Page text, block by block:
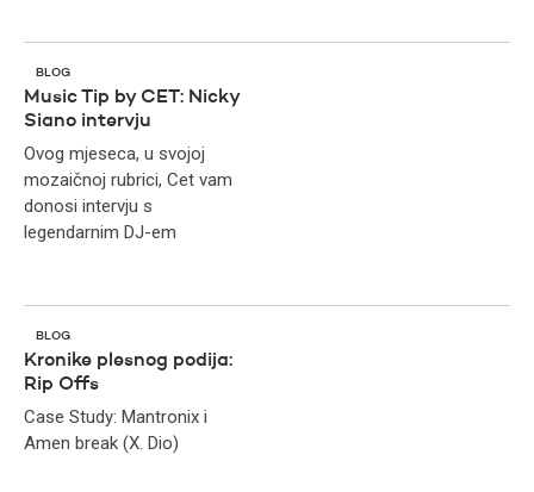
BLOG
Music Tip by CET: Nicky
Siano intervju
Ovog mjeseca, u svojoj
mozaičnoj rubrici, Cet vam
donosi intervju s
legendarnim DJ-em
BLOG
Kronike plesnog podija:
Rip Offs
Case Study: Mantronix i
Amen break (X. Dio)